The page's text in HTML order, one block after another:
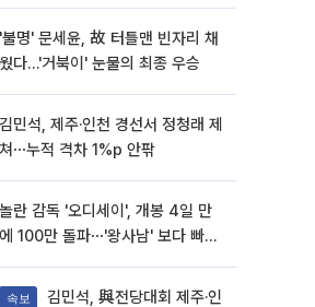
'불명' 문세윤, 故 터틀맨 빈자리 채
웠다…'거북이' 눈물의 최종 우승
김민석, 제주·인천 경선서 정청래 제
쳐⋯누적 격차 1%p 안팎
놀란 감독 '오디세이', 개봉 4일 만
에 100만 돌파⋯'왕사남' 보다 빠르
속보